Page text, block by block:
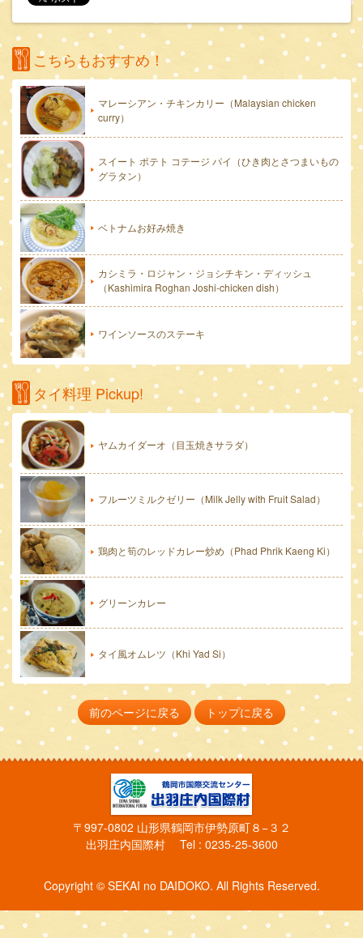
こちらもおすすめ！
マレーシアン・チキンカリー（Malaysian chicken
curry）
スイート ポテト コテージ パイ（ひき肉とさつまいもの
グラタン）
ベトナムお好み焼き
カシミラ・ロジャン・ジョシチキン・ディッシュ
（Kashimira Roghan Joshi-chicken dish）
ワインソースのステーキ
タイ料理 Pickup!
ヤムカイダーオ（目玉焼きサラダ）
フルーツミルクゼリー（Milk Jelly with Fruit Salad）
鶏肉と筍のレッドカレー炒め（Phad Phrik Kaeng Ki）
グリーンカレー
タイ風オムレツ（Khi Yad Si）
前のページに戻る トップに戻る
〒997-0802 山形県鶴岡市伊勢原町８−３２
出羽庄内国際村 Tel : 0235-25-3600
Copyright © SEKAI no DAIDOKO. All Rights Reserved.